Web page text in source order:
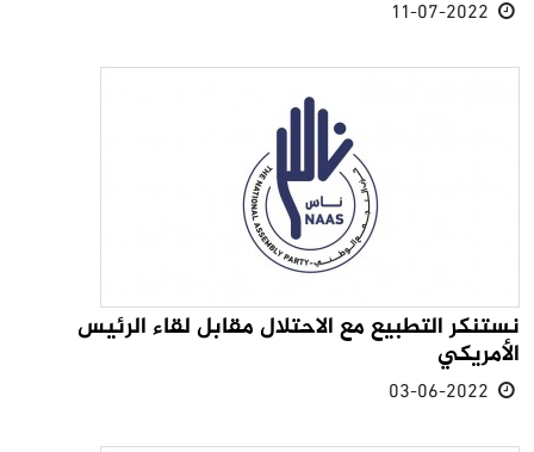
نستنكر التطبيع مع الاحتلال مقابل لقاء الرئيس
الأمريكي